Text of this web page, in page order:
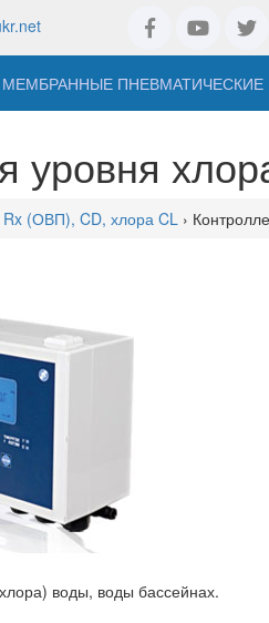
МЕМБРАННЫЕ
уровня
Rx (ОВП), CD, хлора CL ›
воды, воды бассейнах.